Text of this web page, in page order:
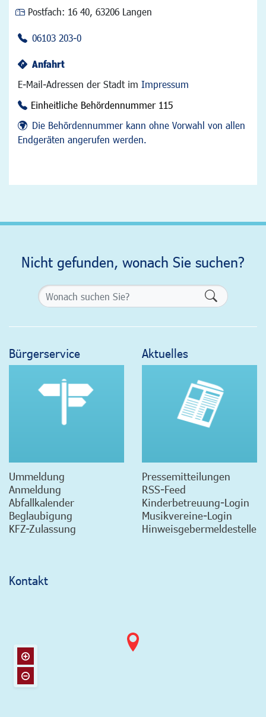
Postfach: 16 40, 63206 Langen
06103 203-0
Anfahrt
E-Mail-Adressen der Stadt im Impressum
Einheitliche Behördennummer 115
Die Behördennummer kann ohne Vorwahl von allen
Endgeräten angerufen werden.
Nicht gefunden, wonach Sie suchen?
Bürgerservice
Ummeldung
Anmeldung
Abfallkalender
Beglaubigung
KFZ-Zulassung
Aktuelles
Pressemitteilungen
RSS-Feed
Kinderbetreuung-Login
Musikvereine-Login
Hinweisgebermeldestelle
Kontakt